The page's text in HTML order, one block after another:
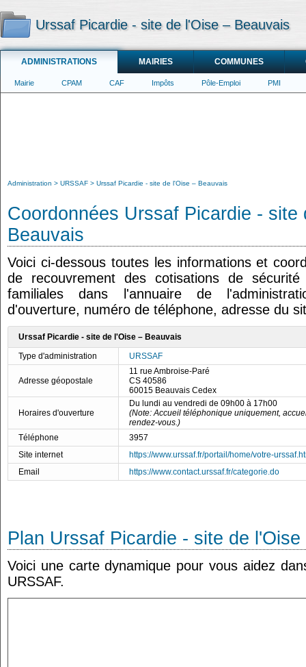
Urssaf Picardie - site de l'Oise – Beauvais
ADMINISTRATIONS MAIRIES COMMUNES
Mairie CPAM CAF Impôts Pôle-Emploi PMI
Administration URSSAF Urssaf Picardie - site de l'Oise – Beauvais
Coordonnées Urssaf Picardie - site
Beauvais
Voici ci-dessous toutes les informations et
de recouvrement des cotisations de sécurité
familiales dans l'annuaire de
d'ouverture, numéro de téléphone, adresse du
Urssaf Picardie - site de l'Oise – Beauvais
Type d'administration
URSSAF
Adresse géopostale
11 rue Ambroise-Paré
CS 40586
60015 Beauvais Cedex
Horaires d'ouverture
Du lundi au vendredi de 09h00 à 17h00
(Note: Accueil téléphonique uniquement,
rendez-vous.)
Téléphone
3957
Site internet
https://www.urssaf.fr/portail/home/votre-
Email
https://www.contact.urssaf.fr/categorie.do
Plan Urssaf Picardie - site de
Voici une carte dynamique pour vous aidez
URSSAF.